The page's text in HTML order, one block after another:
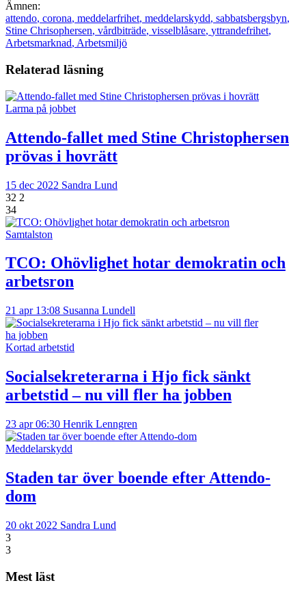
Ämnen:
attendo, corona, meddelarfrihet, meddelarskydd, sabbatsbergsbyn,
Stine Chrisophersen, vårdbiträde, visselblåsare, yttrandefrihet,
Arbetsmarknad, Arbetsmiljö
Relaterad läsning
Larma på jobbet
Attendo-fallet med Stine Christophersen
prövas i hovrätt
15 dec 2022 Sandra Lund
32 2
34
Samtalston
TCO: Ohövlighet hotar demokratin och
arbetsron
21 apr 13:08 Susanna Lundell
Kortad arbetstid
Socialsekreterarna i Hjo fick sänkt
arbetstid – nu vill fler ha jobben
23 apr 06:30 Henrik Lenngren
Meddelarskydd
Staden tar över boende efter Attendo-
dom
20 okt 2022 Sandra Lund
3
3
Mest läst